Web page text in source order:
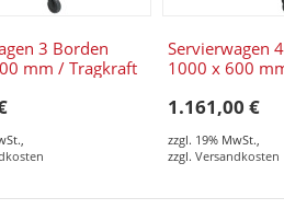
3 Borden
mm / Tragkraft
,
Servierwagen
1000 x 600
mm
1.161,00 €
zzgl. 19% MwSt.,
zzgl. Versandkosten